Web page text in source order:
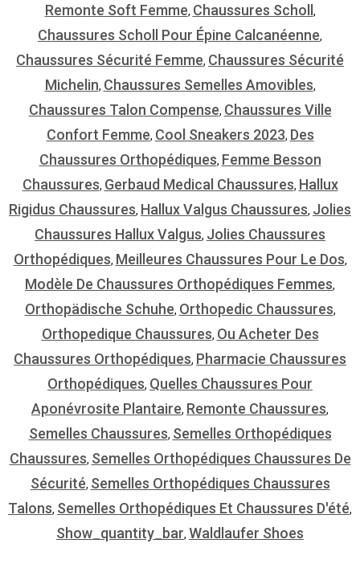
Remonte Soft Femme, Chaussures Scholl,
Chaussures Scholl Pour Épine Calcanéenne,
Chaussures Sécurité Femme, Chaussures Sécurité
Michelin, Chaussures Semelles Amovibles,
Chaussures Talon Compense, Chaussures Ville
Confort Femme, Cool Sneakers 2023, Des
Chaussures Orthopédiques, Femme Besson
Chaussures, Gerbaud Medical Chaussures, Hallux
Rigidus Chaussures, Hallux Valgus Chaussures, Jolies
Chaussures Hallux Valgus, Jolies Chaussures
Orthopédiques, Meilleures Chaussures Pour Le Dos,
Modèle De Chaussures Orthopédiques Femmes,
Orthopädische Schuhe, Orthopedic Chaussures,
Orthopedique Chaussures, Ou Acheter Des
Chaussures Orthopédiques, Pharmacie Chaussures
Orthopédiques, Quelles Chaussures Pour
Aponévrosite Plantaire, Remonte Chaussures,
Semelles Chaussures, Semelles Orthopédiques
Chaussures, Semelles Orthopédiques Chaussures De
Sécurité, Semelles Orthopédiques Chaussures
Talons, Semelles Orthopédiques Et Chaussures D'été,
Show_quantity_bar, Waldlaufer Shoes